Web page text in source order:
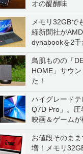
オの醍醐味
メモリ32GBで
経新聞社が
dynabookを2千
鳥肌ものの「
HOME」サウ
た！
ハイグレードテ
Q7D Pro」。
映画＆ゲームが
お値段そのま
増！メモリ